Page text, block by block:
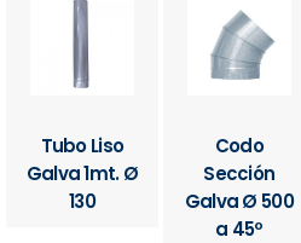
Tubo Liso
Galva 1mt. Ø
130
Codo
Sección
Galva Ø 500
a 45º